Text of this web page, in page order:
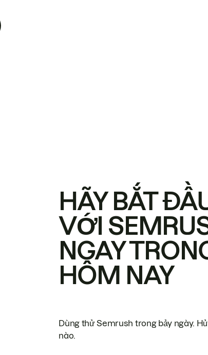
HÃY BẮT
VỚI
NGAY
HÔM NAY
Dùng thử Semrush trong bảy ngày.
nào.